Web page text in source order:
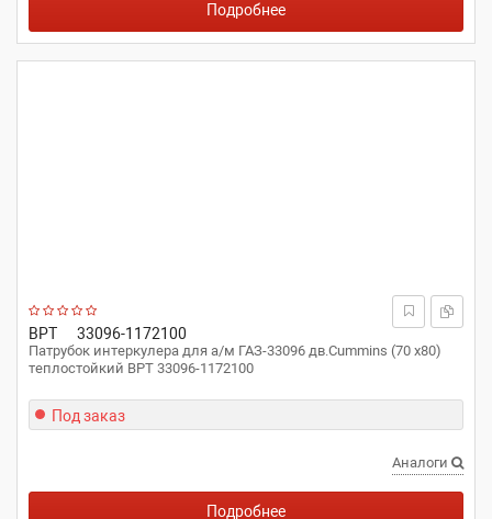
Подробнее
ВРТ 33096-1172100
Патрубок интеркулера для а/м ГАЗ-33096 дв.Cummins (70 x80)
теплостойкий ВРТ 33096-1172100
Под заказ
Аналоги
Подробнее